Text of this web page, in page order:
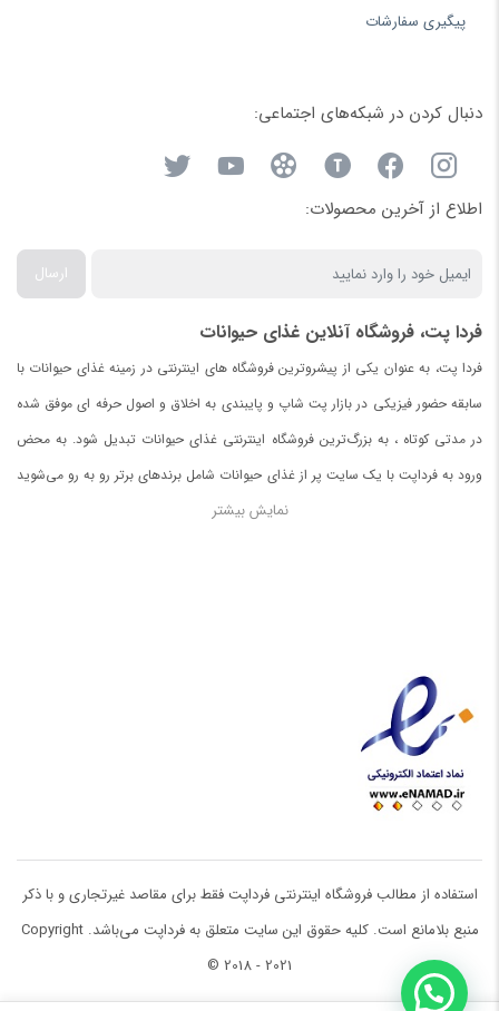
پیگیری سفارشات
دنبال کردن در شبکه‌های اجتماعی:
اطلاع از آخرین محصولات:
ارسال
فردا پت، فروشگاه آنلاین غذای حیوانات
فردا پت، به عنوان یکی از پیشروترین فروشگاه های اینترنتی در زمینه غذای حیوانات با
سابقه حضور فیزیکی در بازار پت شاپ و پایبندی به اخلاق و اصول حرفه ای موفق شده
در مدتی کوتاه ، به بزرگ‌ترین فروشگاه اینترنتی غذای حیوانات تبدیل شود. به محض
ورود به فرداپت با یک سایت پر از غذای حیوانات شامل برندهای برتر رو به رو می‌شوید
نمایش بیشتر
استفاده از مطالب فروشگاه اینترنتی فرداپت فقط برای مقاصد غیرتجاری و با ذکر
منبع بلامانع است. کلیه حقوق این سایت متعلق به فرداپت می‌باشد. Copyright
© 2018 - 2021